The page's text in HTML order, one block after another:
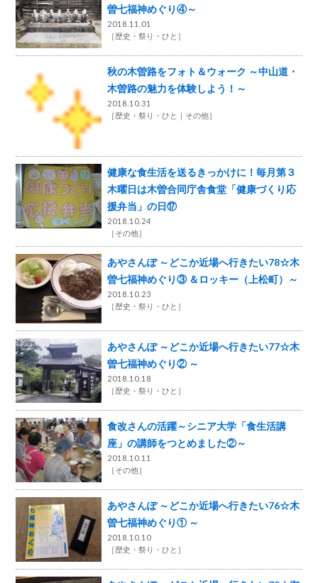
曽七福神めぐり④～
2018.11.01
［歴史・祭り・ひと ］
秋の木曽路をフォト＆ウォーク ～中山道・
木曽路の魅力を体験しよう！～
2018.10.31
［歴史・祭り・ひと その他］
健康な食生活を送るきっかけに！毎月第３
木曜日は木曽合同庁舎食堂「健康づくり応
援弁当」の日⑰
2018.10.24
［その他］
あやさんぽ ～どこか近場へ行きたい78☆木
曽七福神めぐり③ ＆ロッキー（上松町）～
2018.10.23
［歴史・祭り・ひと ］
あやさんぽ ～どこか近場へ行きたい77☆木
曽七福神めぐり② ～
2018.10.18
［歴史・祭り・ひと ］
食改さんの活躍～シニア大学「食生活講
座」の講師をつとめました②～
2018.10.11
［その他］
あやさんぽ ～どこか近場へ行きたい76☆木
曽七福神めぐり① ～
2018.10.10
［歴史・祭り・ひと ］